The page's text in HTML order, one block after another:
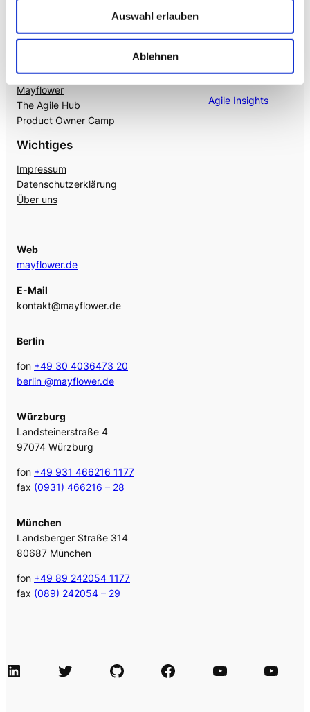
Auswahl erlauben
Ablehnen
Mayflower
The Agile Hub
Product Owner Camp
Agile Insights
Wichtiges
Impressum
Datenschutzerklärung
Über uns
Web
mayflower.de
E-Mail
kontakt@mayflower.de
Berlin
fon +49 30 4036473 20
berlin @mayflower.de
Würzburg
Landsteinerstraße 4
97074 Würzburg
fon +49 931 466216 1177
fax (0931) 466216 – 28
München
Landsberger Straße 314
80687 München
fon +49 89 242054 1177
fax (089) 242054 – 29
LinkedIn Twitter GitHub Facebook Agile Videos Tech-Videos